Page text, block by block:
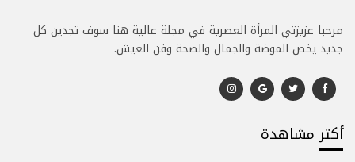
مرحبا عزيزتي المرأة العصرية في مجلة عالية هنا سوف تجدين كل
جديد يخص الموضة والجمال والصحة وفن العيش.
أكتر مشاهدة